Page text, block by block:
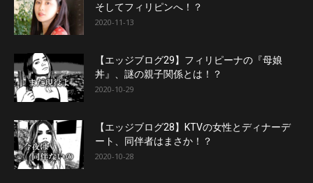
そしてフィリピンへ！？
2020-11-13
【エッジブログ29】フィリピーナの『母娘
丼』、謎の親子関係とは！？
2020-10-29
【エッジブログ28】KTVの女性とディナーデ
ート、同伴者はまさか！？
2020-10-28